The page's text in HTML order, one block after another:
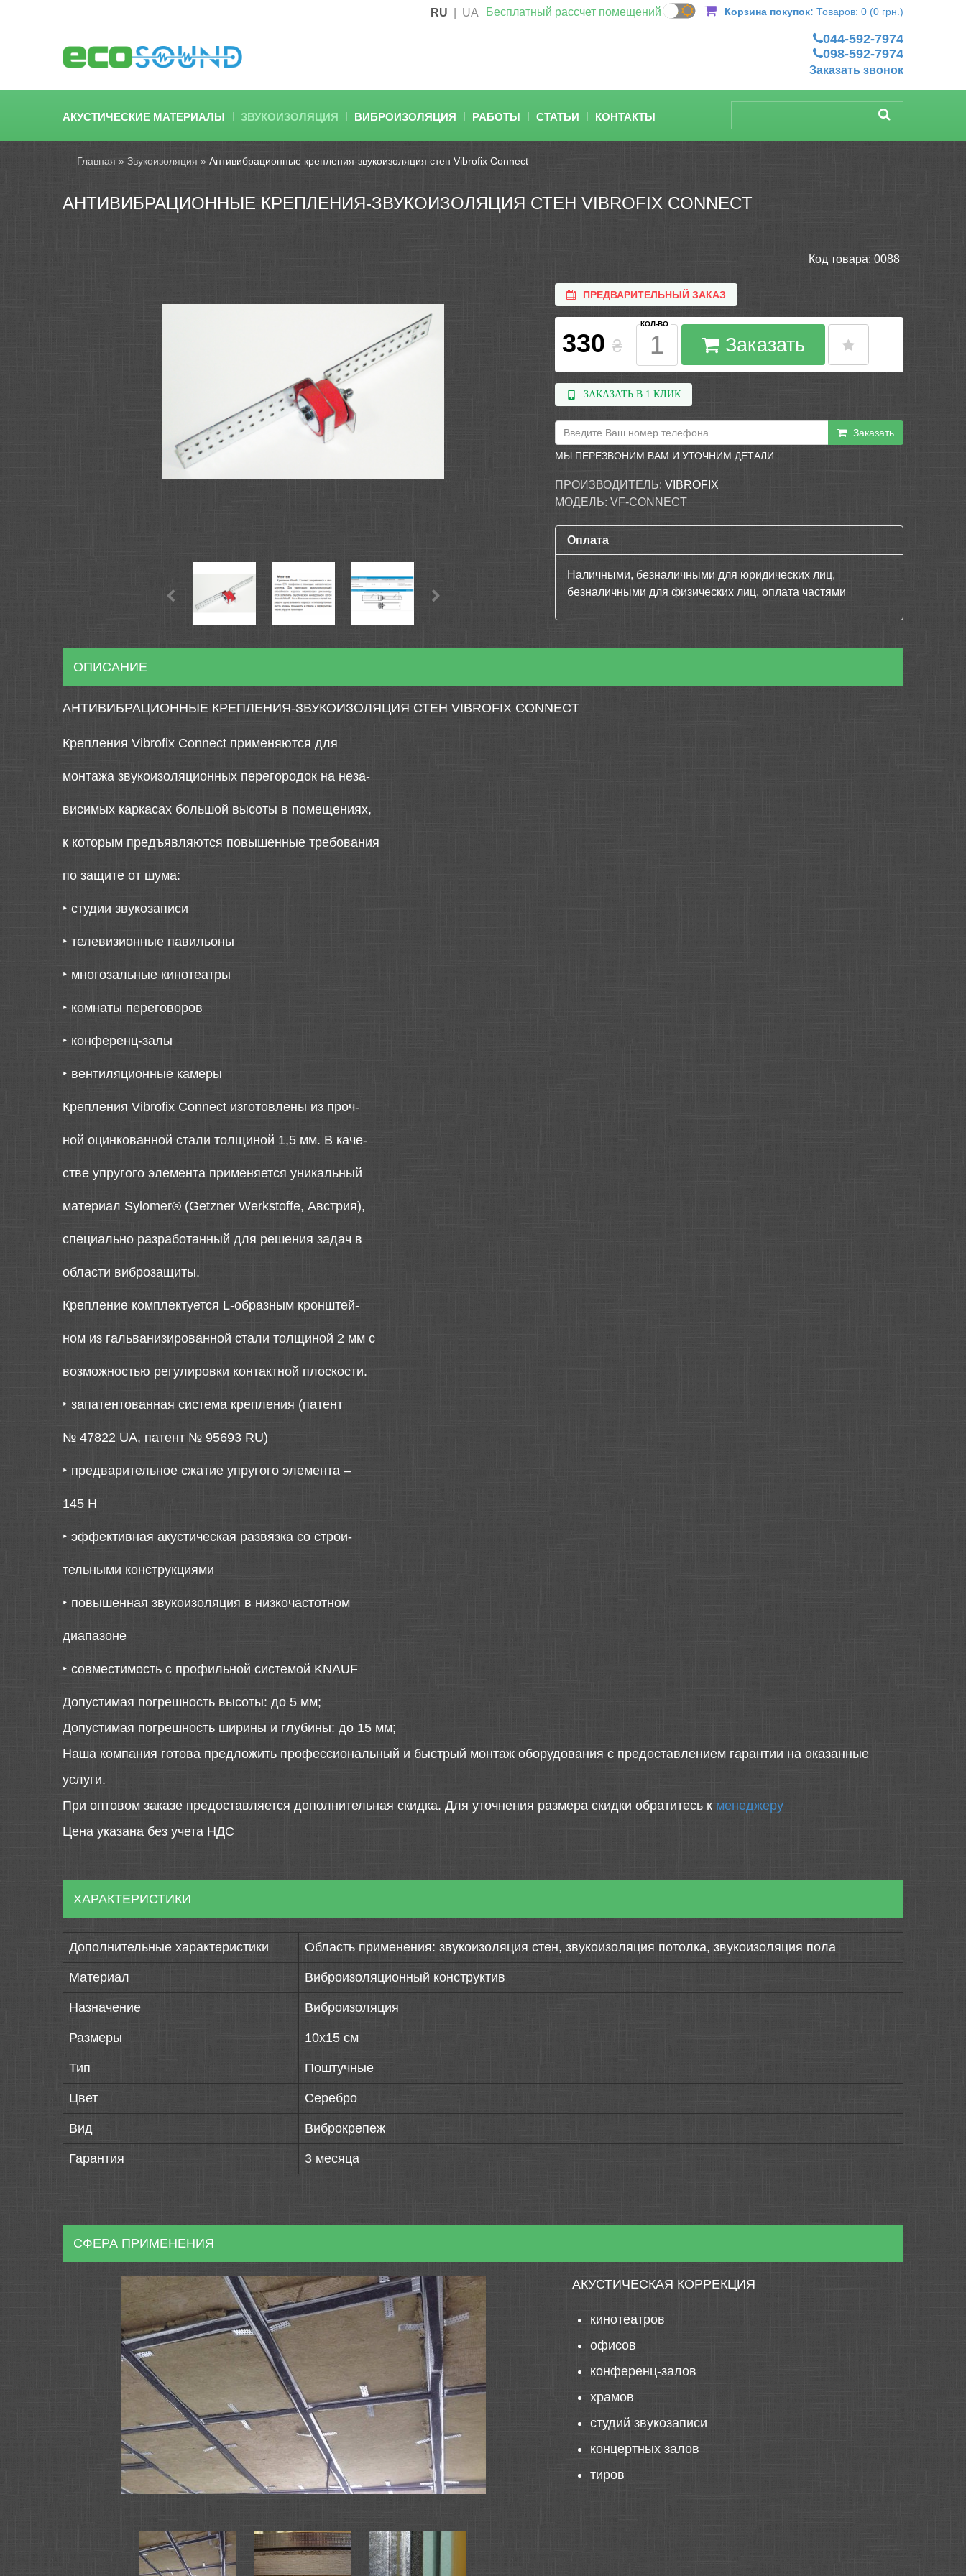
RU UA Бесплатный рассчет помещений Корзина покупок: Товаров: 0 (0 грн.)
044-592-7974
098-592-7974
Заказать звонок
АКУСТИЧЕСКИЕ МАТЕРИАЛЫ ЗВУКОИЗОЛЯЦИЯ ВИБРОИЗОЛЯЦИЯ РАБОТЫ СТАТЬИ КОНТАКТЫ
Главная » Звукоизоляция » Антивибрационные крепления-звукоизоляция стен Vibrofix Connect
АНТИВИБРАЦИОННЫЕ КРЕПЛЕНИЯ-ЗВУКОИЗОЛЯЦИЯ СТЕН VIBROFIX CONNECT
Код товара: 0088
ПРЕДВАРИТЕЛЬНЫЙ ЗАКАЗ
330 ₴
КОЛ-ВО:
Заказать
ЗАКАЗАТЬ В 1 КЛИК
Заказать
МЫ ПЕРЕЗВОНИМ ВАМ И УТОЧНИМ ДЕТАЛИ
ПРОИЗВОДИТЕЛЬ: VIBROFIX
МОДЕЛЬ: VF-CONNECT
Оплата
Наличными, безналичными для юридических лиц,
безналичными для физических лиц, оплата частями
ОПИСАНИЕ
АНТИВИБРАЦИОННЫЕ КРЕПЛЕНИЯ-ЗВУКОИЗОЛЯЦИЯ СТЕН VIBROFIX CONNECT
Крепления Vibrofix Connect применяются для
монтажа звукоизоляционных перегородок на неза-
висимых каркасах большой высоты в помещениях,
к которым предъявляются повышенные требования
по защите от шума:
‣ студии звукозаписи
‣ телевизионные павильоны
‣ многозальные кинотеатры
‣ комнаты переговоров
‣ конференц-залы
‣ вентиляционные камеры
Крепления Vibrofix Connect изготовлены из проч-
ной оцинкованной стали толщиной 1,5 мм. В каче-
стве упругого элемента применяется уникальный
материал Sylomer® (Getzner Werkstoffe, Австрия),
специально разработанный для решения задач в
области виброзащиты.
Крепление комплектуется L-образным кронштей-
ном из гальванизированной стали толщиной 2 мм с
возможностью регулировки контактной плоскости.
‣ запатентованная система крепления (патент
№ 47822 UA, патент № 95693 RU)
‣ предварительное сжатие упругого элемента –
145 Н
‣ эффективная акустическая развязка со строи-
тельными конструкциями
‣ повышенная звукоизоляция в низкочастотном
диапазоне
‣ совместимость с профильной системой KNAUF
Допустимая погрешность высоты: до 5 мм;
Допустимая погрешность ширины и глубины: до 15 мм;
Наша компания готова предложить профессиональный и быстрый монтаж оборудования с предоставлением гарантии на оказанные
услуги.
При оптовом заказе предоставляется дополнительная скидка. Для уточнения размера скидки обратитесь к менеджеру
Цена указана без учета НДС
ХАРАКТЕРИСТИКИ
Дополнительные характеристики Область применения: звукоизоляция стен, звукоизоляция потолка, звукоизоляция пола
Материал Виброизоляционный конструктив
Назначение Виброизоляция
Размеры 10х15 см
Тип Поштучные
Цвет Серебро
Вид Виброкрепеж
Гарантия 3 месяца
СФЕРА ПРИМЕНЕНИЯ
АКУСТИЧЕСКАЯ КОРРЕКЦИЯ
кинотеатров
офисов
конференц-залов
храмов
студий звукозаписи
концертных залов
тиров